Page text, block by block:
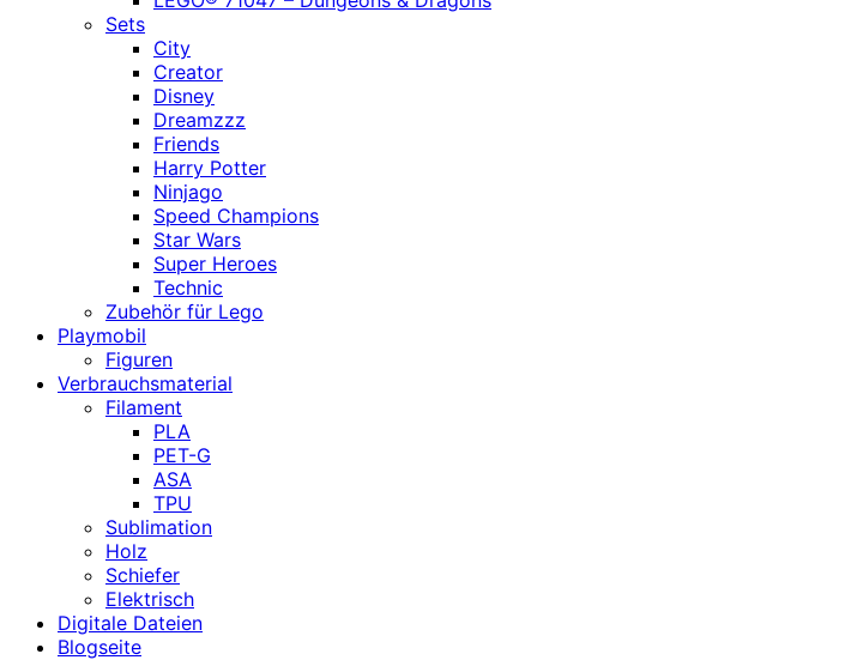
Sets
City
Creator
Disney
Dreamzzz
Friends
Harry Potter
Ninjago
Speed Champions
Star Wars
Super Heroes
Technic
Zubehör für Lego
Playmobil
Figuren
Verbrauchsmaterial
Filament
PLA
PET-G
ASA
TPU
Sublimation
Holz
Schiefer
Elektrisch
Digitale Dateien
Blogseite